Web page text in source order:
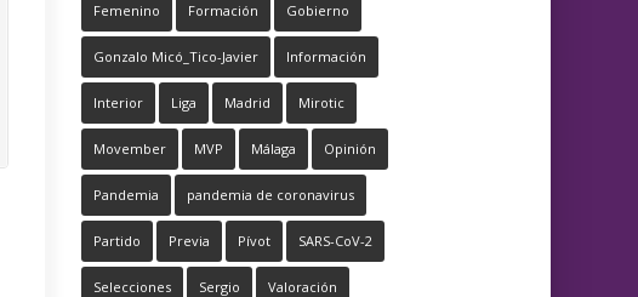
Femenino Formación Gobierno
Gonzalo Micó_Tico-Javier Información
Interior Liga Madrid Mirotic
Movember MVP Málaga Opinión
Pandemia pandemia de coronavirus
Partido Previa Pívot SARS-CoV-2
Selecciones Sergio Valoración